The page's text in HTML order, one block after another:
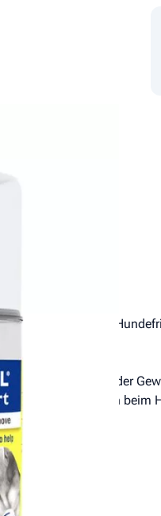
beim Tierarzt oder
Es hilft bei der
Verhalten beim
auf: